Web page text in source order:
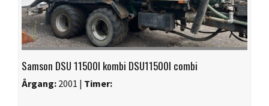
Samson DSU 11500l kombi DSU11500l combi
Årgang: 2001 | Timer: